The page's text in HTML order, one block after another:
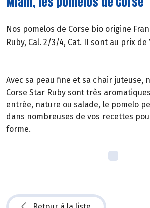
Nos pomelos de Corse bio origine
Ruby, Cal. 2/3/4, Cat. II sont au prix de
Avec sa peau fine et sa chair juteuse,
Corse Star Ruby sont très
entrée, nature ou salade, le pomelo
dans nombreuses de vos recettes
forme.